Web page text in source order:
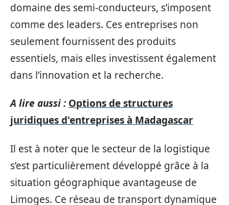
domaine des semi-conducteurs, s’imposent
comme des leaders. Ces entreprises non
seulement fournissent des produits
essentiels, mais elles investissent également
dans l’innovation et la recherche.
A lire aussi : Options de structures
juridiques d'entreprises à Madagascar
Il est à noter que le secteur de la logistique
s’est particulièrement développé grâce à la
situation géographique avantageuse de
Limoges. Ce réseau de transport dynamique